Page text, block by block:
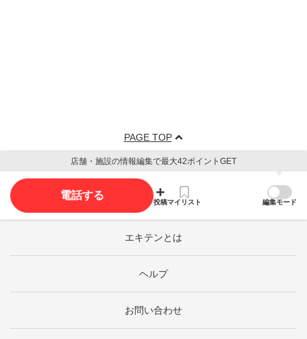
PAGE TOP
店舗・施設の情報編集で最大42ポイントGET
電話する
投稿マイリスト 編集モード
エキテンとは
ヘルプ
お問い合わせ